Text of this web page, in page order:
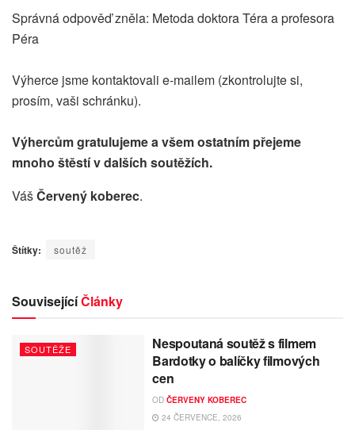
Správná odpověď zněla: Metoda doktora Téra a profesora
Péra
Výherce jsme kontaktovali e-mailem (zkontrolujte si,
prosím, vaši schránku).
Výhercům gratulujeme a všem ostatním přejeme
mnoho štěstí v dalších soutěžích.
VášČervený koberec.
Štítky: soutěž
SouvisejícíČlánky
SOUTĚŽE
Nespoutaná soutěž s filmem
Bardotky o balíčky filmových
cen
OD ČERVENY KOBEREC
24 ČERVENCE, 2026